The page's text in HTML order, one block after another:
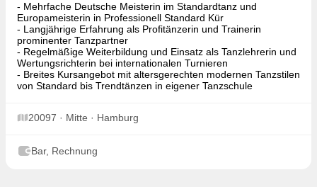
- Mehrfache Deutsche Meisterin im Standardtanz und
Europameisterin in Professionell Standard Kür
- Langjährige Erfahrung als Profitänzerin und Trainerin
prominenter Tanzpartner
- Regelmäßige Weiterbildung und Einsatz als Tanzlehrerin und
Wertungsrichterin bei internationalen Turnieren
- Breites Kursangebot mit altersgerechten modernen Tanzstilen
von Standard bis Trendtänzen in eigener Tanzschule
20097 · Mitte · Hamburg
Bar, Rechnung